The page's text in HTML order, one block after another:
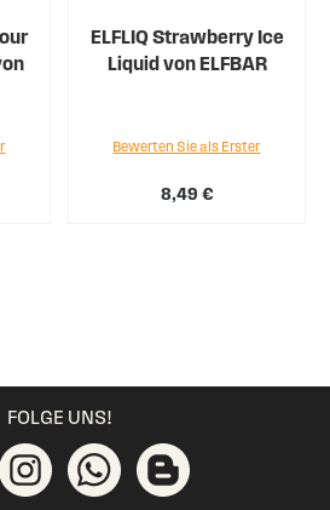
ELFLIQ Strawberry Ice
Liquid von ELFBAR
8,49 €
Bewerten Sie als Erster
FOLGE UNS!